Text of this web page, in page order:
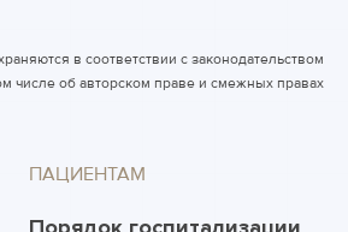
в соответствии с законодательством
числе об авторском праве и смежных правах
ПАЦИЕНТАМ